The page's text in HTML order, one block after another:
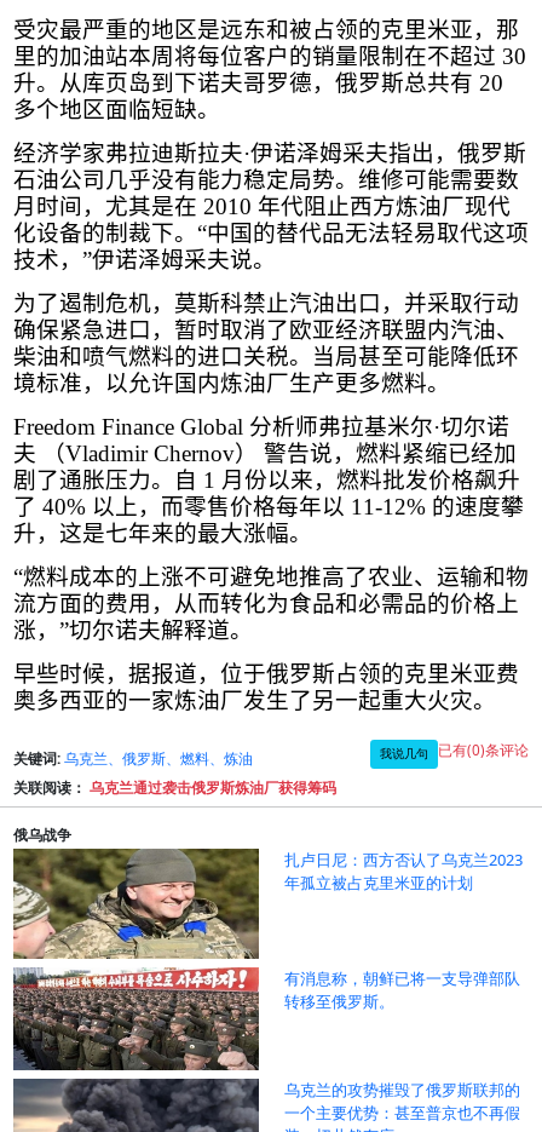
受灾最严重的地区是远东和被占领的克里米亚，那
里的加油站本周将每位客户的销量限制在不超过 30
升。从库页岛到下诺夫哥罗德，俄罗斯总共有 20
多个地区面临短缺。
经济学家弗拉迪斯拉夫·伊诺泽姆采夫指出，俄罗斯
石油公司几乎没有能力稳定局势。维修可能需要数
月时间，尤其是在 2010 年代阻止西方炼油厂现代
化设备的制裁下。“中国的替代品无法轻易取代这项
技术，”伊诺泽姆采夫说。
为了遏制危机，莫斯科禁止汽油出口，并采取行动
确保紧急进口，暂时取消了欧亚经济联盟内汽油、
柴油和喷气燃料的进口关税。当局甚至可能降低环
境标准，以允许国内炼油厂生产更多燃料。
Freedom Finance Global 分析师弗拉基米尔·切尔诺
夫 （Vladimir Chernov） 警告说，燃料紧缩已经加
剧了通胀压力。自 1 月份以来，燃料批发价格飙升
了 40% 以上，而零售价格每年以 11-12% 的速度攀
升，这是七年来的最大涨幅。
“燃料成本的上涨不可避免地推高了农业、运输和物
流方面的费用，从而转化为食品和必需品的价格上
涨，”切尔诺夫解释道。
早些时候，据报道，位于俄罗斯占领的克里米亚费
奥多西亚的一家炼油厂发生了另一起重大火灾。
关键词: 乌克兰、俄罗斯、燃料、炼油 我说几句 已有(0)条评论
关联阅读： 乌克兰通过袭击俄罗斯炼油厂获得筹码
俄乌战争
扎卢日尼：西方否认了乌克兰2023
年孤立被占克里米亚的计划
有消息称，朝鲜已将一支导弹部队
转移至俄罗斯。
乌克兰的攻势摧毁了俄罗斯联邦的
一个主要优势：甚至普京也不再假